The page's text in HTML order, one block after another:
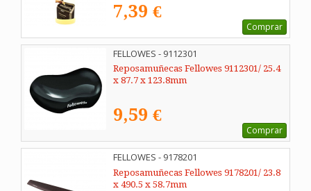
7,39 €
Comprar
FELLOWES - 9112301
Reposamuñecas Fellowes 9112301/ 25.4
x 87.7 x 123.8mm
9,59 €
Comprar
FELLOWES - 9178201
Reposamuñecas Fellowes 9178201/ 23.8
x 490.5 x 58.7mm